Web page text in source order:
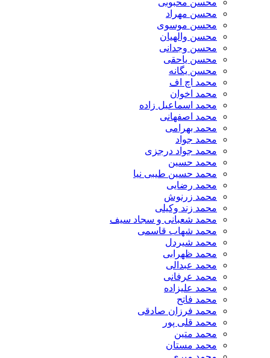
محسن مهراد
محسن موسوی
محسن والهیان
محسن وجدانی
محسن یاحقی
محسن یگانه
محمد اچ اف
محمد اخوان
محمد اسماعیل زاده
محمد اصفهانی
محمد بهرامی
محمد جواد
محمد جواد درجزی
محمد حسین
محمد حسین طیبی نیا
محمد رضایی
محمد زرنوش
محمد زند وکیلی
محمد شعبانی و سجاد سیف
محمد شهاب قاسمی
​محمد شیردل
محمد ظهرابی
محمد عبدالی
محمد عرفانی
محمد علیزاده
محمد فاتح
محمد فرزان صادقی
محمد قلی پور
محمد متین
محمد مستان